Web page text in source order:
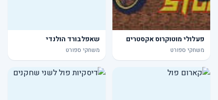
פעלולי מוטוקרוס אקסטרים
משחקי ספורט
שאפלבורד הולנדי
משחקי ספורט